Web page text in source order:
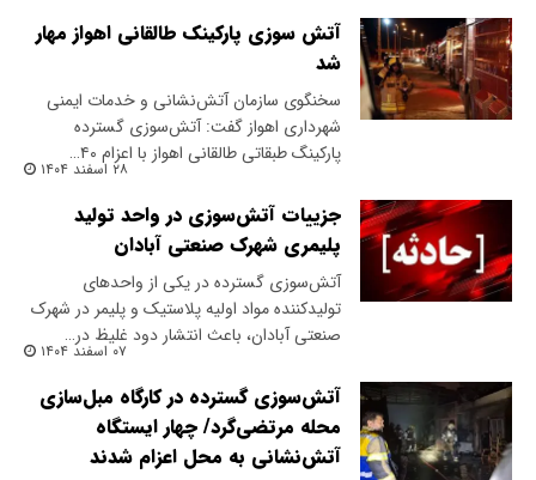
آتش سوزی پارکینک طالقانی اهواز مهار
شد
سخنگوی سازمان آتش‌نشانی و خدمات ایمنی
شهرداری اهواز گفت: آتش‌سوزی گسترده
پارکینگ طبقاتی طالقانی اهواز با اعزام ۴۰…
۲۸ اسفند ۱۴۰۴
جزییات آتش‌سوزی در واحد تولید
پلیمری شهرک صنعتی آبادان
آتش‌سوزی گسترده در یکی از واحدهای
تولیدکننده مواد اولیه پلاستیک و پلیمر در شهرک
صنعتی آبادان، باعث انتشار دود غلیظ در…
۰۷ اسفند ۱۴۰۴
آتش‌سوزی گسترده در کارگاه مبل‌سازی
محله مرتضی‌گرد/ چهار ایستگاه
آتش‌نشانی به محل اعزام شدند